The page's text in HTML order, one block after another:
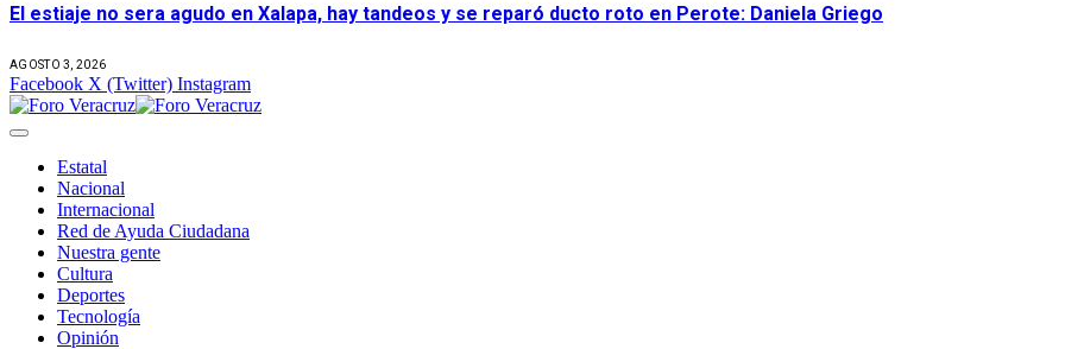
El estiaje no sera agudo en Xalapa, hay tandeos y se reparó ducto roto en Perote: Daniela Griego
AGOSTO 3, 2026
Facebook X (Twitter) Instagram
Estatal
Nacional
Internacional
Red de Ayuda Ciudadana
Nuestra gente
Cultura
Deportes
Tecnología
Opinión